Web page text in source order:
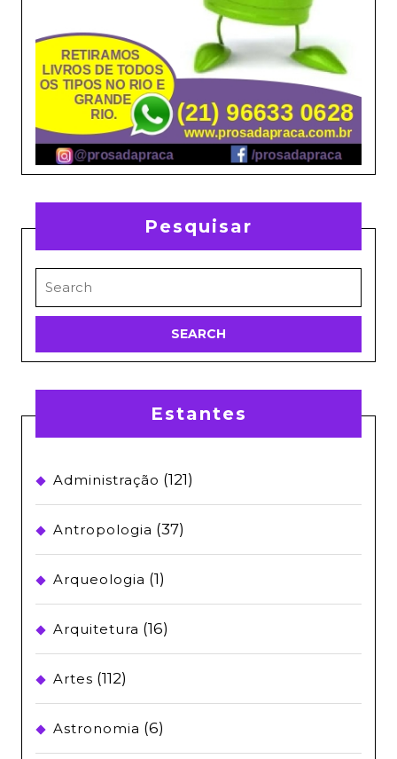
Pesquisar
for:
Estantes
Administração (121)
Antropologia (37)
Arqueologia (1)
Arquitetura (16)
Artes (112)
Astronomia (6)